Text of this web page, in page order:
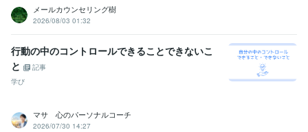
メールカウンセリング樹
2026/08/03 01:32
行動の中のコントロールできることできないこ
と
記事
学び
マサ 心のパーソナルコーチ
2026/07/30 14:27